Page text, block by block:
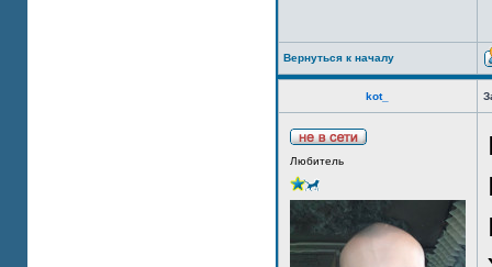
Вернуться к началу
kot_
Любитель